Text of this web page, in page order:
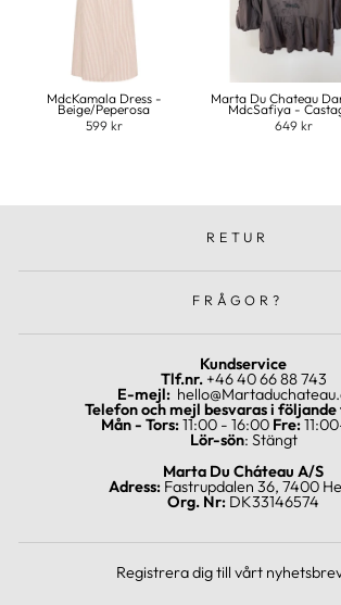
MdcKamala Dress -
Beige/Peperosa
599 kr
Marta Du Chateau
MdcSafiya -
649 kr
RETUR
FRÅGOR?
Kundservice
Tlf.nr.+46 40 66 88 743
E-mejl:
Telefon och mejl besvaras i
Mån - Tors:11:00 - 16:00 Fre:
Lör-sön: Stängt
Marta Du Cháteau A/S
Adress: Fastrupdalen 36, 7400
Org. Nr: DK33146574
Registrera dig till vårt